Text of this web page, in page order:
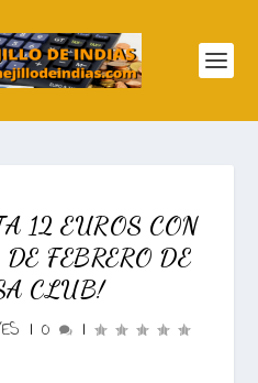
12 EUROS CON
FEBRERO DE
CLUB!
| 0 |